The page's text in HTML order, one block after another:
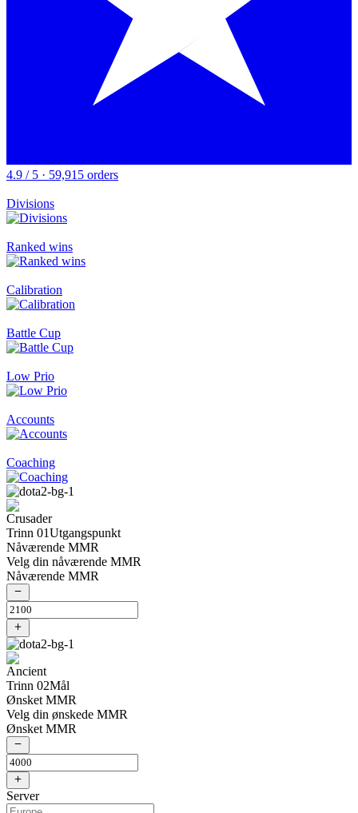
4.9 / 5 · 59,915 orders
Divisions
Ranked wins
Calibration
Battle Cup
Low Prio
Accounts
Coaching
Trinn 01Utgangspunkt
Nåværende MMR
Velg din nåværende MMR
Nåværende MMR
Trinn 02Mål
Ønsket MMR
Velg din ønskede MMR
Ønsket MMR
Server